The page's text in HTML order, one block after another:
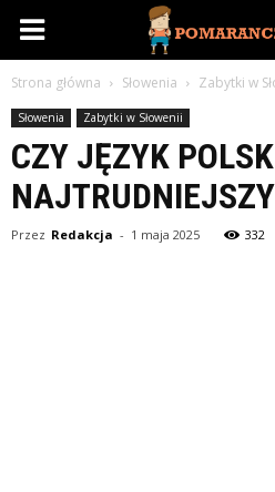
Pomaranczowe.pl
Strona główna Słowenia Zabytki w
Słowenia Zabytki w Słowenii
CZY JĘZYK
Przez Redakcja - 1 maja 2025 332